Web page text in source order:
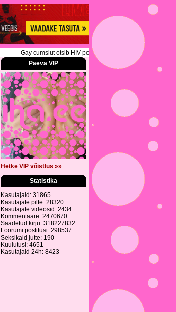
Gay cumslut otsib HIV positiivset meest kes mind ilma
Päeva VIP
Hetke VIP võistlus »»
Statistika
Kasutajaid: 31865
Kasutajate pilte: 28320
Kasutajate videosid: 2434
Kommentaare: 2470670
Saadetud kirju: 318227832
Foorumi postitusi: 298537
Seksikaid jutte: 190
Kuulutusi: 4651
Kasutajaid 24h: 8423